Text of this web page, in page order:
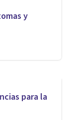
y
para la